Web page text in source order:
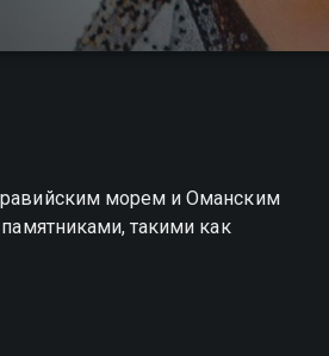
морем и Оманским
такими как